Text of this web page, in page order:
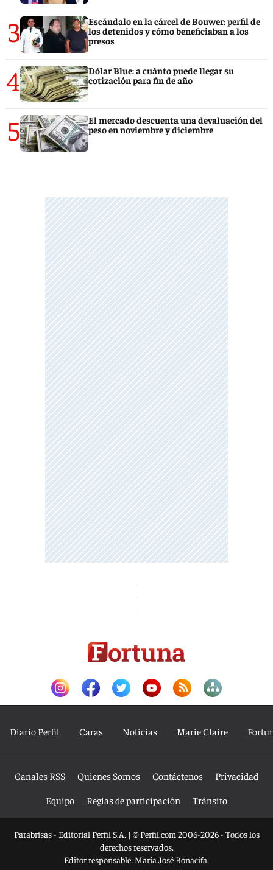
3
Escándalo en la cárcel de Bouwer: perfil de
los detenidos y cómo beneficiaban a los
presos
4
Dólar Blue: a cuánto puede llegar su
cotización para fin de año
5
El mercado descuenta una devaluación del
peso en noviembre y diciembre
Diario Perfil Caras Noticias Marie Claire
Canales RSS Quienes Somos Contáctenos
Privacidad
Equipo
Reglas de participación Tránsito
Parabrisas - Editorial Perfil S.A. | © Perfil.com 2006-2026 - Todos los
derechos reservados.
Editor responsable: María José Bonacifa.